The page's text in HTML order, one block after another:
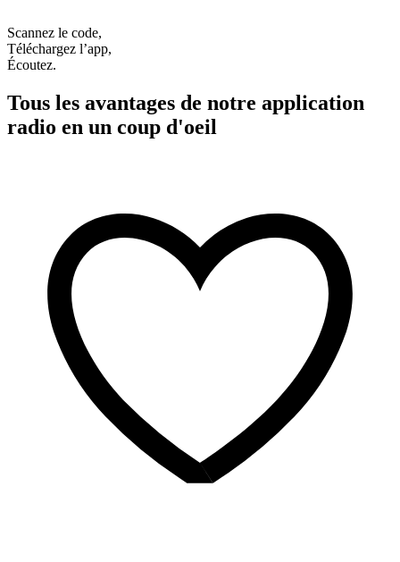
Scannez le code,
Téléchargez l’app,
Écoutez.
Tous les avantages de notre application
radio en un coup d'oeil